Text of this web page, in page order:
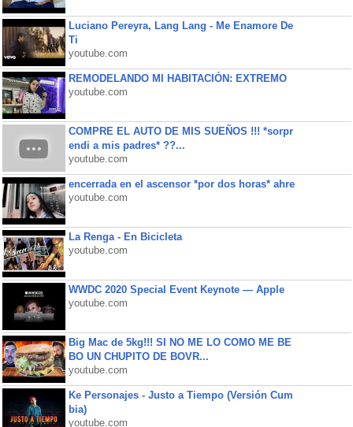
Luciano Pereyra, Lang Lang - Me Enamore De
Ti
youtube.com
REMODELANDO MI HABITACIÓN: EXTREMO
youtube.com
COMPRE EL AUTO DE MIS SUEÑOS !!! *sorpr
endi a mis padres* ??...
youtube.com
encerrada en el ascensor *por dos horas* ahre
youtube.com
La Renga - En Bicicleta
youtube.com
WWDC 2020 Special Event Keynote — Apple
youtube.com
Big Mac de 5kg!!! SI NO ME LO COMO ME BE
BO UN CHUPITO DE BOVR...
youtube.com
Ke Personajes - Justo a Tiempo (Versión Cum
bia)
youtube.com